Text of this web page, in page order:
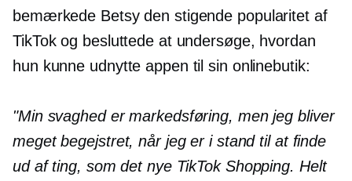
bemærkede Betsy den stigende popularitet af
TikTok og besluttede at undersøge, hvordan
hun kunne udnytte appen til sin onlinebutik:
"Min svaghed er markedsføring, men jeg bliver
meget begejstret, når jeg er i stand til at finde
ud af ting, som det nye TikTok Shopping. Helt